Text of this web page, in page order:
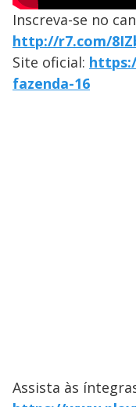
Inscreva-se no
http://r7.com/
Site oficial:
fazenda-16
Assista às